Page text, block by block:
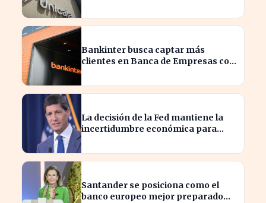
Bankinter busca captar más
clientes en Banca de Empresas con
La decisión de la Fed mantiene la
incertidumbre económica para
Santander se posiciona como el
banco europeo mejor preparado